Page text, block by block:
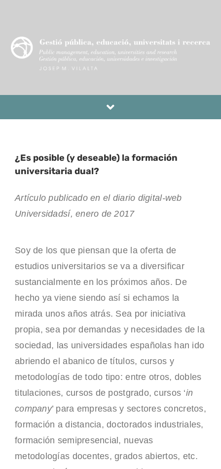
Toggle
EDUCACIÓ
UNIVERSITATS
GESTIÓ PÚBLICA
INFORMES I ESTUDIS
CONTACTE
INICI
¿Es posible (y deseable) la formación
universitaria dual?
Artículo publicado en el diario digital-web
Universidadsí, enero de 2017
Soy de los que piensan que la oferta de
estudios universitarios se va a diversificar
sustancialmente en los próximos años. De
hecho ya viene siendo así si echamos la
mirada unos años atrás. Sea por iniciativa
propia, sea por demandas y necesidades de la
sociedad, las universidades españolas han ido
abriendo el abanico de títulos, cursos y
metodologías de todo tipo: entre otros, dobles
titulaciones, cursos de postgrado, cursos ‘in
company’ para empresas y sectores concretos,
formación a distancia, doctorados industriales,
formación semipresencial, nuevas
metodologías docentes, grados abiertos, etc.